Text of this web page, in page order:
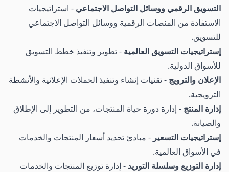
التسويق الرقمي ووسائل التواصل الاجتماعي - استراتيجيات
الاستفادة من المنصات الرقمية ووسائل التواصل الاجتماعي
للتسويق.
إستراتيجيات التسويق العالمية - تطوير وتنفيذ خطط التسويق
للأسواق الدولية.
الإعلان والترويج - تقنيات إنشاء وتنفيذ الحملات الإعلانية والأنشطة
الترويجية.
إدارة المنتج - إدارة دورة حياة المنتجات، من التطوير إلى الإطلاق
والصيانة.
إستراتيجيات التسعير - مبادئ تحديد أسعار المنتجات والخدمات
في الأسواق العالمية.
إدارة التوزيع وسلسلة التوريد - إدارة توزيع المنتجات والخدمات